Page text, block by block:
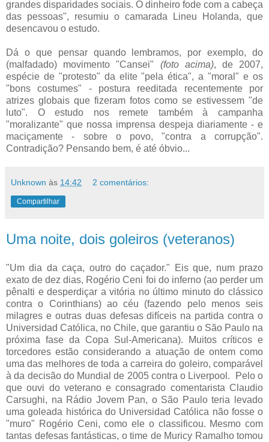
grandes disparidades sociais. O dinheiro fode com a cabeça
das pessoas", resumiu o camarada Lineu Holanda, que
desencavou o estudo.
Dá o que pensar quando lembramos, por exemplo, do
(malfadado) movimento "Cansei" (foto acima), de 2007,
espécie de "protesto" da elite "pela ética", a "moral" e os
"bons costumes" - postura reeditada recentemente por
atrizes globais que fizeram fotos como se estivessem "de
luto". O estudo nos remete também à campanha
"moralizante" que nossa imprensa despeja diariamente - e
maciçamente - sobre o povo, "contra a corrupção".
Contradição? Pensando bem, é até óbvio...
Unknown às 14:42 2 comentários:
Compartilhar
Uma noite, dois goleiros (veteranos)
"Um dia da caça, outro do caçador." Eis que, num prazo
exato de dez dias, Rogério Ceni foi do inferno (ao perder um
pênalti e desperdiçar a vitória no último minuto do clássico
contra o Corinthians) ao céu (fazendo pelo menos seis
milagres e outras duas defesas difíceis na partida contra o
Universidad Católica, no Chile, que garantiu o São Paulo na
próxima fase da Copa Sul-Americana). Muitos críticos e
torcedores estão considerando a atuação de ontem como
uma das melhores de toda a carreira do goleiro, comparável
à da decisão do Mundial de 2005 contra o Liverpool. Pelo o
que ouvi do veterano e consagrado comentarista Claudio
Carsughi, na Rádio Jovem Pan, o São Paulo teria levado
uma goleada histórica do Universidad Católica não fosse o
"muro" Rogério Ceni, como ele o classificou. Mesmo com
tantas defesas fantásticas, o time de Muricy Ramalho tomou